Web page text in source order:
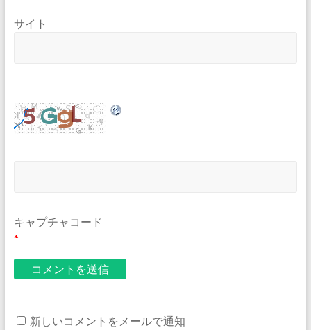
サイト
キャプチャコード
*
新しいコメントをメールで通知